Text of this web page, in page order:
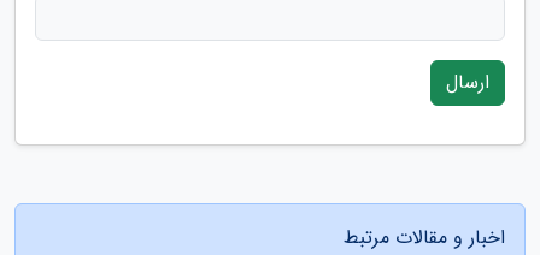
ارسال
اخبار و مقالات مرتبط